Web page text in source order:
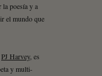
la poesía y a
el mundo que
PJ Harvey, es
y multi-